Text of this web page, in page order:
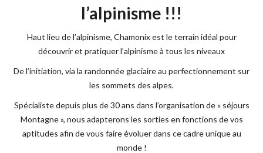
l’alpinisme !!!
Haut lieu de l’alpinisme, Chamonix est le terrain idéal pour
découvrir et pratiquer l’alpinisme à tous les niveaux
De l’initiation, via la randonnée glaciaire au perfectionnement sur
les sommets des alpes.
Spécialiste depuis plus de 30 ans dans l’organisation de « séjours
Montagne », nous adapterons les sorties en fonctions de vos
aptitudes afin de vous faire évoluer dans ce cadre unique au
monde !